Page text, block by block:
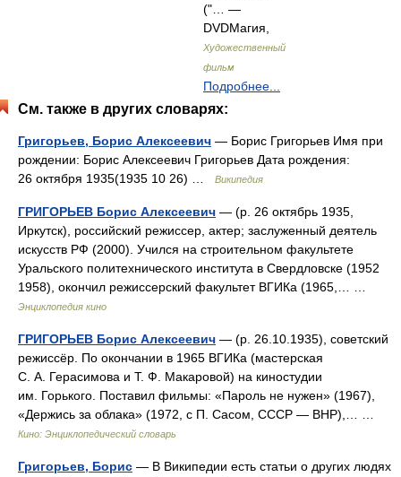
("… —
DVDМагия,
Художественный
фильм
Подробнее...
См. также в других словарях:
Григорьев, Борис Алексеевич — Борис Григорьев Имя при
рождении: Борис Алексеевич Григорьев Дата рождения:
26 октября 1935(1935 10 26) …
Википедия
ГРИГОРЬЕВ Борис Алексеевич — (р. 26 октябрь 1935,
Иркутск), российский режиссер, актер; заслуженный деятель
искусств РФ (2000). Учился на строительном факультете
Уральского политехнического института в Свердловске (1952
1958), окончил режиссерский факультет ВГИКа (1965,… …
Энциклопедия кино
ГРИГОРЬЕВ Борис Алексеевич — (р. 26.10.1935), советский
режиссёр. По окончании в 1965 ВГИКа (мастерская
С. А. Герасимова и Т. Ф. Макаровой) на киностудии
им. Горького. Поставил фильмы: «Пароль не нужен» (1967),
«Держись за облака» (1972, с П. Сасом, СССР — ВНР),… …
Кино: Энциклопедический словарь
Григорьев, Борис — В Википедии есть статьи о других людях